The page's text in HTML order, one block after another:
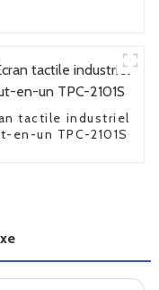
tactile industriel
en-un TPC-2101S